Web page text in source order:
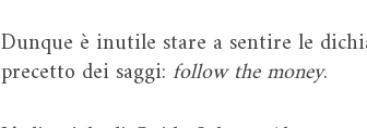
Dunque è inutile stare a sentire le
precetto dei saggi: follow the money.